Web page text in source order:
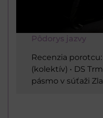
Pôdorys jazvy
Recenzia
(kolektív) • DS
pásmo v súťaži